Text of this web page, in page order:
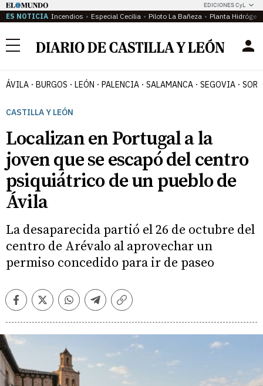
EDICIONES CyL
ES NOTICIA Incendios Especial Cecilia Piloto La Bañeza Planta
Menú
ÁVILA BURGOS LEÓN PALENCIA SALAMANCA SEGOVIA
CASTILLA Y LEÓN
Localizan en Portugal a la
joven que se escapó del centro
psiquiátrico de un pueblo de
Ávila
La desaparecida partió el 26 de octubre del
centro de Arévalo al aprovechar un
permiso concedido para ir de paseo
FacebookTwitterWhatsappTelegramCopiar